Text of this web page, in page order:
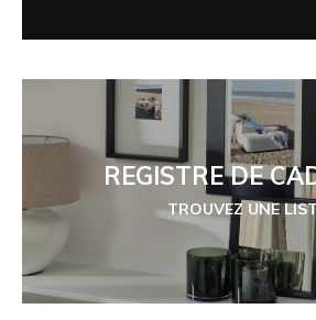
REGISTRE DE
TROUVEZ UNE